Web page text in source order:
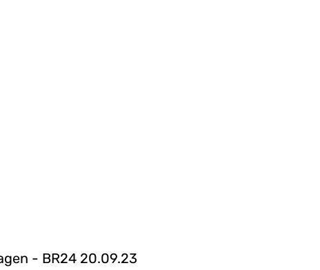
- BR24 20.09.23